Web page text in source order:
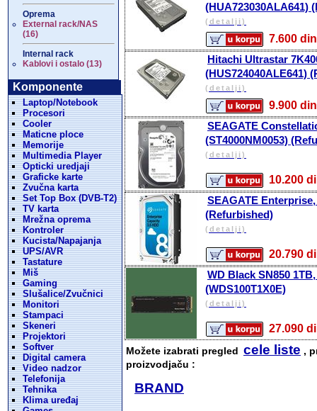
Oprema
External rack/NAS
(16)
Internal rack
Kablovi i ostalo (13)
Komponente
Laptop/Notebook
Procesori
Cooler
Maticne ploce
Memorije
Multimedia Player
Opticki uredjaji
Graficke karte
Zvučna karta
Set Top Box (DVB-T2)
TV karta
Mrežna oprema
Kontroler
Kucista/Napajanja
UPS/AVR
Tastature
Miš
Gaming
Slušalice/Zvučnici
Monitori
Stampaci
Skeneri
Projektori
Softver
Digital camera
Video nadzor
Telefonija
Tehnika
Klima uređaj
(HUA723030ALA641)
(detalji)
7.600
Hitachi Ultrastar
(HUS724040ALE641)
(detalji)
9.900
SEAGATE
(ST4000NM0053)
(detalji)
SEAGATE Enterprise,
(Refurbished)
(detalji)
WD Black SN850
(WDS100T1X0E)
(detalji)
Možete izabrati pregled cele liste ,
proizvodjaču :
BRAND